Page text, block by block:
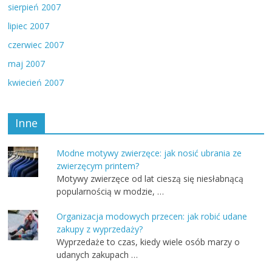
sierpień 2007
lipiec 2007
czerwiec 2007
maj 2007
kwiecień 2007
Inne
Modne motywy zwierzęce: jak nosić ubrania ze
zwierzęcym printem?
Motywy zwierzęce od lat cieszą się niesłabnącą
popularnością w modzie, …
Organizacja modowych przecen: jak robić udane
zakupy z wyprzedaży?
Wyprzedaże to czas, kiedy wiele osób marzy o
udanych zakupach …